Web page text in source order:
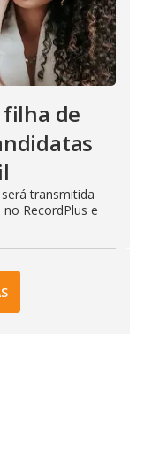
filha de
transmitida
RecordPlus e